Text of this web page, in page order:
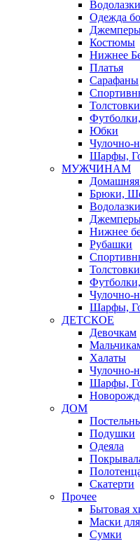
Одежда
Костюмы
Нижнее
Платья
Сарафаны
Толстовки
Юбки
Чулочно-
Шарфы,
МУЖЧИНАМ
Брюки,
Нижнее
Рубашки
Толстовки
Чулочно-
Шарфы,
ДЕТСКОЕ
Девочкам
Халаты
Чулочно-
Шарфы,
ДОМ
Подушки
Одеяла
Скатерти
Прочее
Бытовая
Маски
Сумки